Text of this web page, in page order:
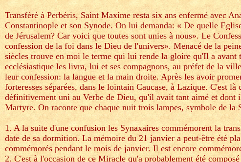
Transféré à Perbéris, Saint Maxime resta six ans enfermé avec
Constantinople et son Synode. On lui demanda: « De quelle
de Jérusalem? Car voici que toutes sont unies à nous». Le
confession de la foi dans le Dieu de l'univers». Menacé de la
siècles trouve en moi le terme qui lui rende la gloire qu'Il a
ecclésiastique les livra, lui et ses compagnons, au préfet de la
leur confession: la langue et la main droite. Après les avoir
forteresses séparées, dans le lointain Caucase, à Lazique. C'est
définitivement uni au Verbe de Dieu, qu'il avait tant aimé et
Martyre. On raconte que chaque nuit trois lampes, symbole de la
1. A la suite d'une confusion les Synaxaires commémorent la
date de sa dormition. La mémoire du 21 janvier a peut-être été
commémorés pendant le mois de janvier. Il est encore
2. C'est à l'occasion de ce Miracle qu'a probablement été